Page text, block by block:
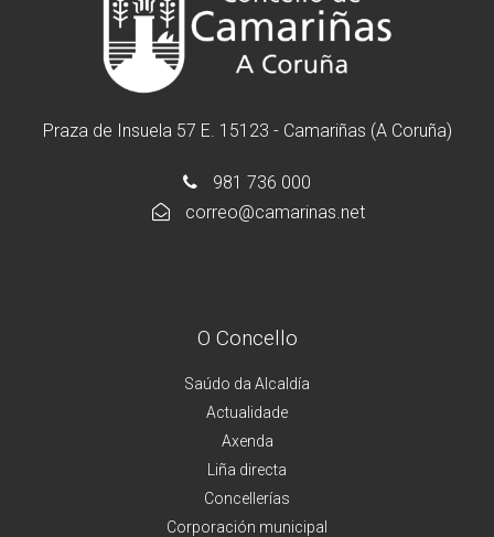
Praza de Insuela 57 E. 15123 - Camariñas (A Coruña)
981 736 000
correo@camarinas.net
O Concello
Saúdo da Alcaldía
Actualidade
Axenda
Liña directa
Concellerías
Corporación municipal